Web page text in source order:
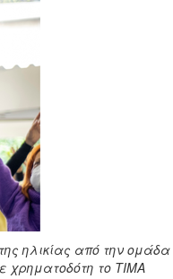
ηλικίας από την ομάδα
χρηματοδότη το ΤΙΜΑ